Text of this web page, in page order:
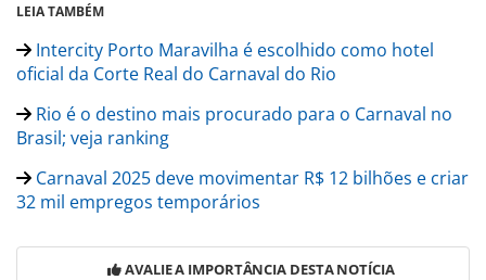
LEIA TAMBÉM
Intercity Porto Maravilha é escolhido como hotel
oficial da Corte Real do Carnaval do Rio
Rio é o destino mais procurado para o Carnaval no
Brasil; veja ranking
Carnaval 2025 deve movimentar R$ 12 bilhões e criar
32 mil empregos temporários
AVALIE A IMPORTÂNCIA DESTA NOTÍCIA